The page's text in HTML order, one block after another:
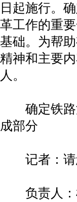
日起施行。
革工作的重
基础。为帮
精神和主要
人。
确定铁路
成部分
记者：请
负责人：